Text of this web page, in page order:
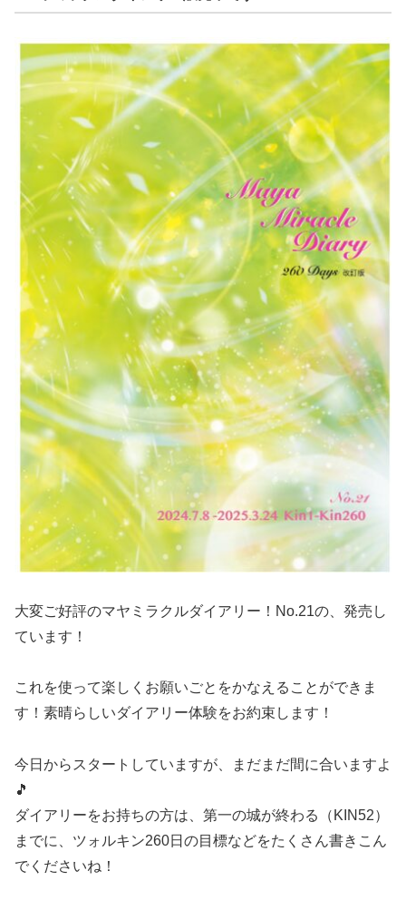
大変ご好評のマヤミラクルダイアリー！No.21の、発売し
ています！
これを使って楽しくお願いごとをかなえることができま
す！素晴らしいダイアリー体験をお約束します！
今日からスタートしていますが、まだまだ間に合いますよ
🎵
ダイアリーをお持ちの方は、第一の城が終わる（KIN52）
までに、ツォルキン260日の目標などをたくさん書きこん
でくださいね！